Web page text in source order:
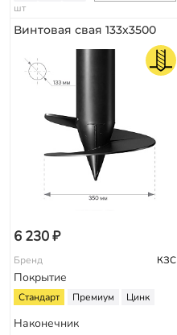
шт
Винтовая свая 133х3500
6 230 ₽
Бренд КЗС
Покрытие
Стандарт Премиум Цинк
Наконечник